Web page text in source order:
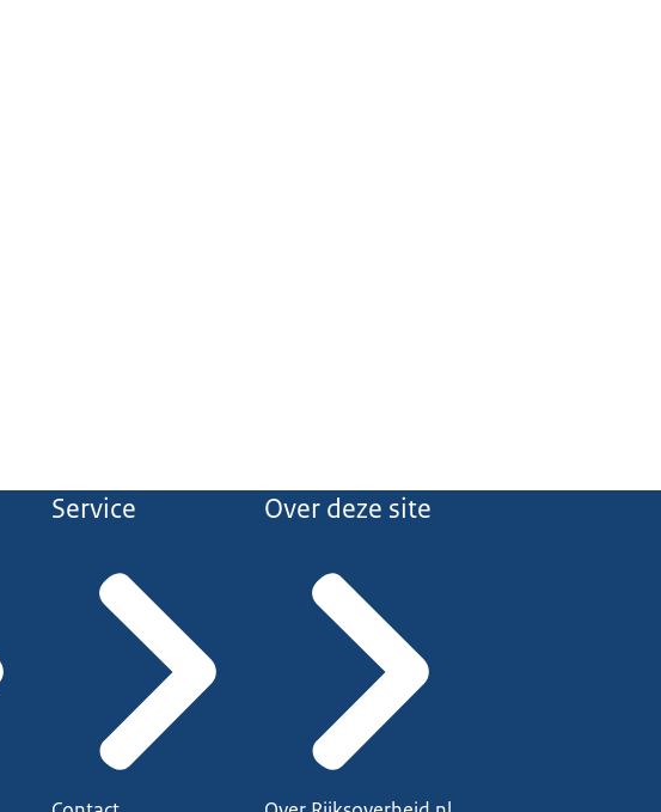
Service Over deze site